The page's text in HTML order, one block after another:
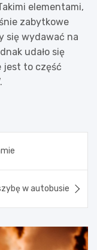
elementami,
zabytkowe
się wydawać na
udało się
jest to część
w autobusie